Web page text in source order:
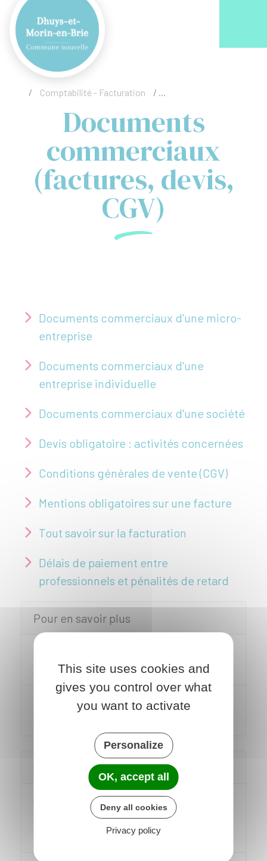
/ Comptabilité - Facturation / Documents
Documents
commerciaux
(factures, devis,
CGV)
Documents commerciaux d'une micro-
entreprise
Documents commerciaux d'une
entreprise individuelle
Documents commerciaux d'une société
Devis obligatoire : activités concernées
Conditions générales de vente (CGV)
Mentions obligatoires sur une facture
Tout savoir sur la facturation
Délais de paiement entre
professionnels et pénalités de retard
Pour en savoir plus
documents commerciaux
Guide "Proposer le paiement carte
Questions ? Réponses !
Quel paiement un professionnel peut-il
refuser (espèce, chèque, carte
This site uses cookies and
gives you control over what
you want to activate
Personalize
OK, accept all
Deny all cookies
Privacy policy